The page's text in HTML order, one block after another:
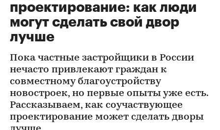
проектирование: как люди
могут сделать свой двор
лучше
Пока частные застройщики в России
нечасто привлекают граждан к
совместному благоустройству
новостроек, но первые опыты уже есть.
Рассказываем, как соучаствующее
проектирование может сделать дворы